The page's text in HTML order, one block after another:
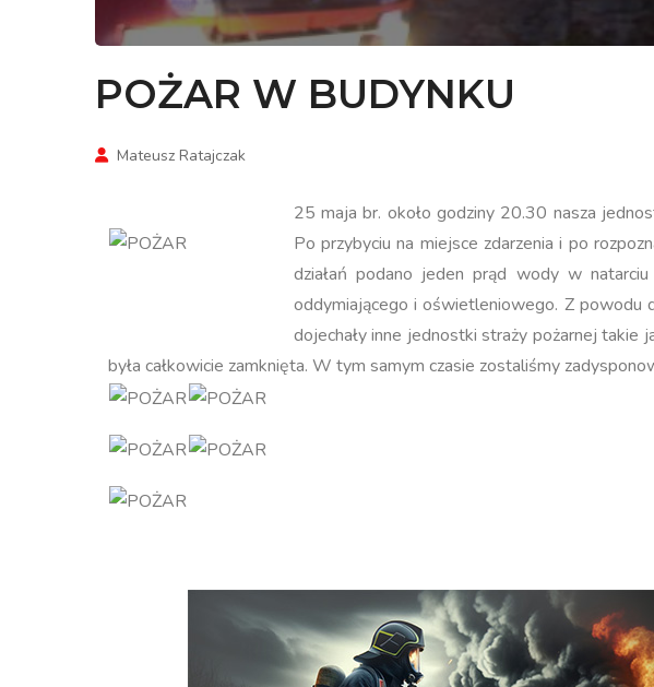
POŻAR W BUDYNKU
Mateusz Ratajczak
25 maja br. około godziny 20.30 nasza
Po przybyciu na miejsce zdarzenia i po
działań podano jeden prąd wody w
oddymiającego i oświetleniowego. Z powodu
dojechały inne jednostki straży pożarnej takie
była całkowicie zamknięta. W tym samym czasie zostaliśmy